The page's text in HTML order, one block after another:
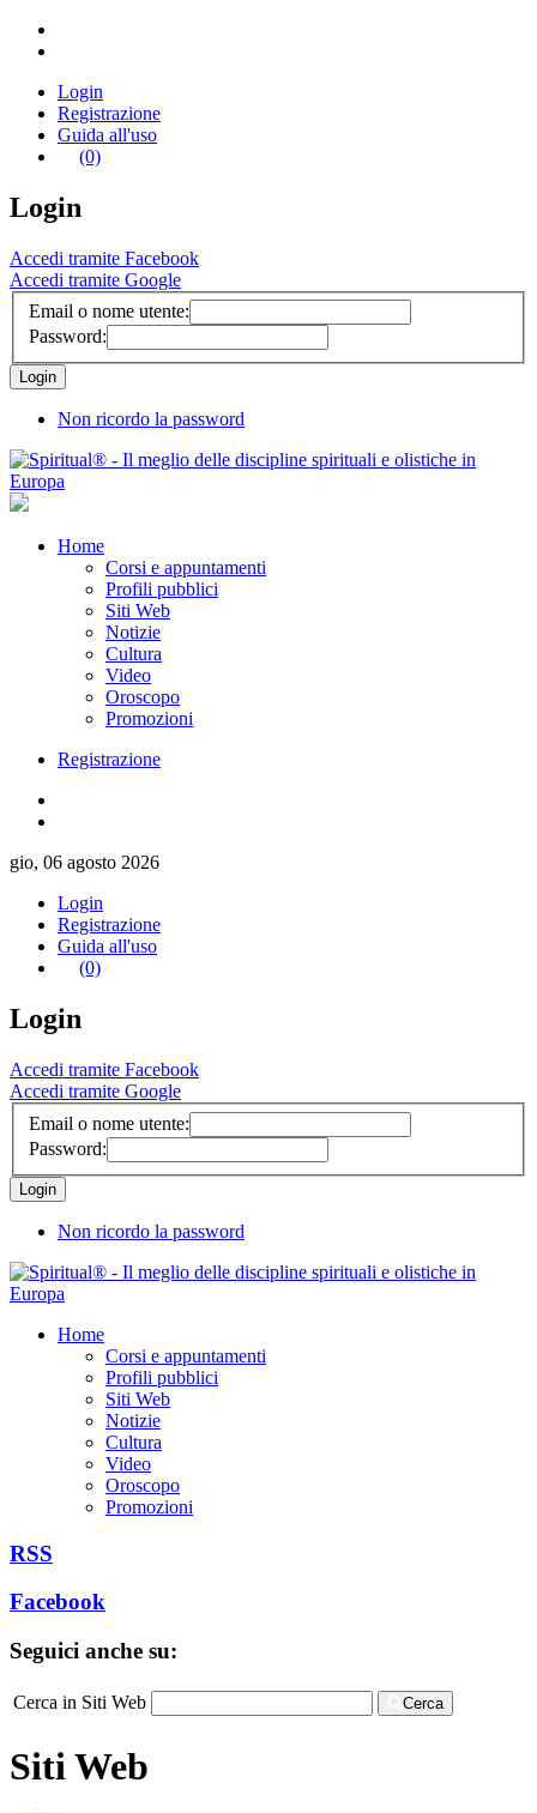
Login
Registrazione
Guida all'uso
(0)
Login
Accedi tramite Facebook
Accedi tramite Google
Email o nome utente:
Password:
Non ricordo la password
Home
Corsi e appuntamenti
Profili pubblici
Siti Web
Notizie
Cultura
Video
Oroscopo
Promozioni
Registrazione
gio, 06 agosto 2026
Login
Registrazione
Guida all'uso
(0)
Login
Accedi tramite Facebook
Accedi tramite Google
Email o nome utente:
Password:
Non ricordo la password
Home
Corsi e appuntamenti
Profili pubblici
Siti Web
Notizie
Cultura
Video
Oroscopo
Promozioni
RSS
Facebook
Seguici anche su:
Cerca in Siti Web Cerca
Siti Web